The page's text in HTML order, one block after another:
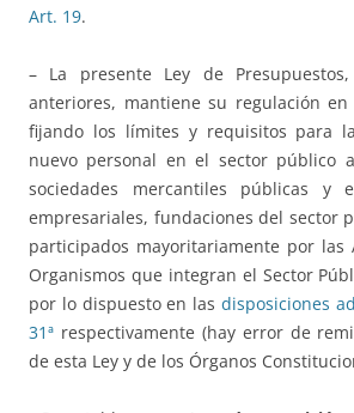
Art. 19.
– La presente Ley de
anteriores, mantiene su regulación en
fijando los límites y requisitos para
nuevo personal en el sector público
sociedades mercantiles públicas y
empresariales, fundaciones del sector
participados mayoritariamente por las
Organismos que integran el Sector
por lo dispuesto en las disposiciones
31ª respectivamente (hay error de
de esta Ley y de los Órganos